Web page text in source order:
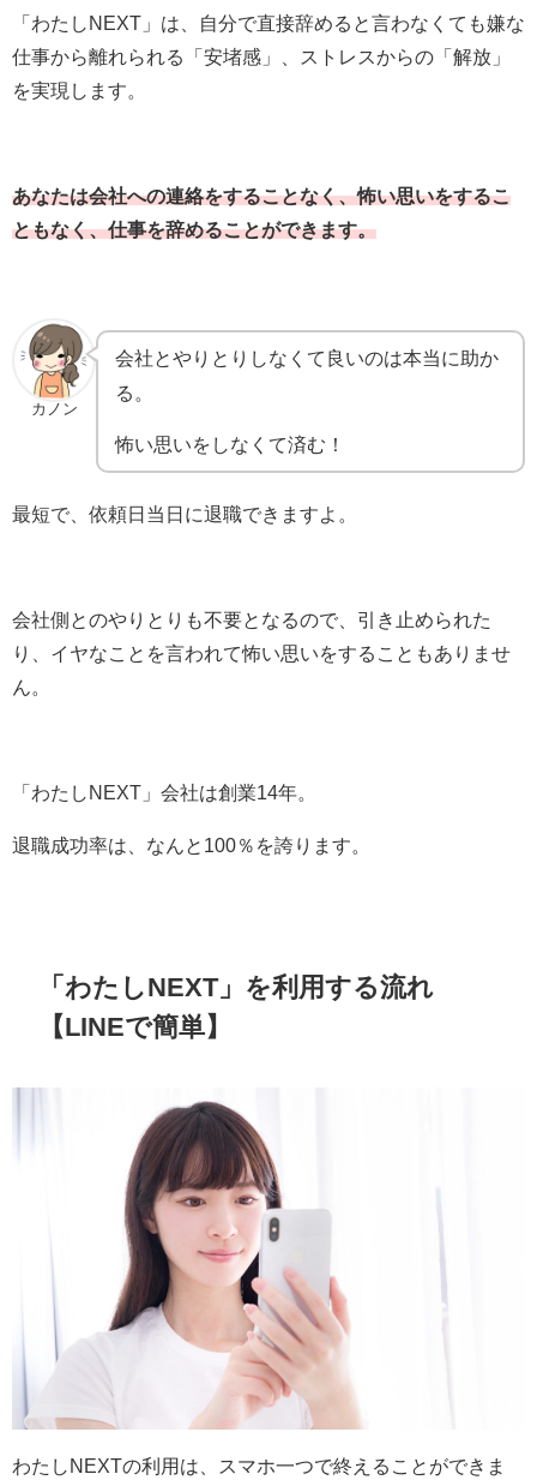
「わたしNEXT」は、自分で直接辞めると言わなくても嫌な
仕事から離れられる「安堵感」、ストレスからの「解放」
を実現します。
あなたは会社への連絡をすることなく、怖い思いをするこ
ともなく、仕事を辞めることができます。
カノン
会社とやりとりしなくて良いのは本当に助か
る。
怖い思いをしなくて済む！
最短で、依頼日当日に退職できますよ。
会社側とのやりとりも不要となるので、引き止められた
り、イヤなことを言われて怖い思いをすることもありませ
ん。
「わたしNEXT」会社は創業14年。
退職成功率は、なんと100％を誇ります。
「わたしNEXT」を利用する流れ
【LINEで簡単】
わたしNEXTの利用は、スマホ一つで終えることができま